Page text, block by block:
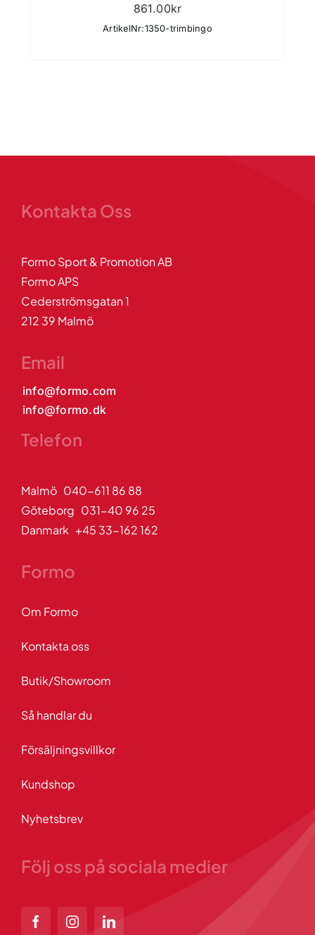
861.00kr
ArtikelNr:1350-trimbingo
Kontakta Oss
Formo Sport & Promotion AB
Formo APS
Cederströmsgatan 1
212 39 Malmö
Email
info@formo.com
info@formo.dk
Telefon
Malmö 040-611 86 88
Göteborg 031-40 96 25
Danmark +45 33-162 162
Formo
Om Formo
Kontakta oss
Butik/Showroom
Så handlar du
Försäljningsvillkor
Kundshop
Nyhetsbrev
Följ oss på sociala medier